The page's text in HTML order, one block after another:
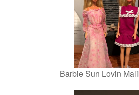
Barbie Sun Lovin